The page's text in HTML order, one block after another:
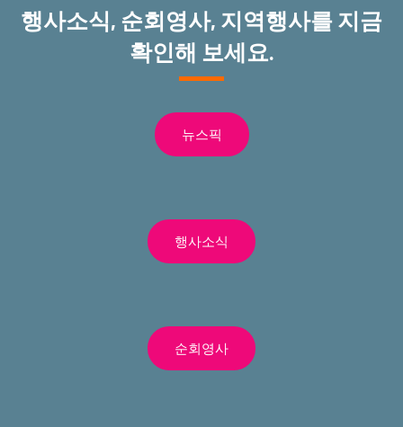
행사소식, 순회영사, 지역행사를 지금
확인해 보세요.
뉴스픽
행사소식
순회영사